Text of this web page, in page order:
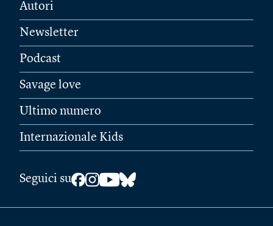
Autori
Newsletter
Podcast
Savage love
Ultimo numero
Internazionale Kids
Seguici su